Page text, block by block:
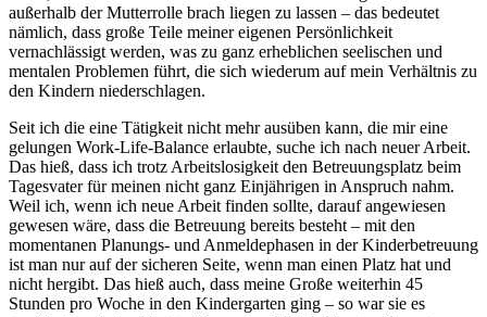
außerhalb der Mutterrolle brach liegen zu lassen – das bedeutet
nämlich, dass große Teile meiner eigenen Persönlichkeit
vernachlässigt werden, was zu ganz erheblichen seelischen und
mentalen Problemen führt, die sich wiederum auf mein Verhältnis zu
den Kindern niederschlagen.
Seit ich die eine Tätigkeit nicht mehr ausüben kann, die mir eine
gelungen Work-Life-Balance erlaubte, suche ich nach neuer Arbeit.
Das hieß, dass ich trotz Arbeitslosigkeit den Betreuungsplatz beim
Tagesvater für meinen nicht ganz Einjährigen in Anspruch nahm.
Weil ich, wenn ich neue Arbeit finden sollte, darauf angewiesen
gewesen wäre, dass die Betreuung bereits besteht – mit den
momentanen Planungs- und Anmeldephasen in der Kinderbetreuung
ist man nur auf der sicheren Seite, wenn man einen Platz hat und
nicht hergibt. Das hieß auch, dass meine Große weiterhin 45
Stunden pro Woche in den Kindergarten ging – so war sie es